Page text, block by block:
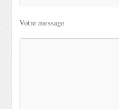
Votre message